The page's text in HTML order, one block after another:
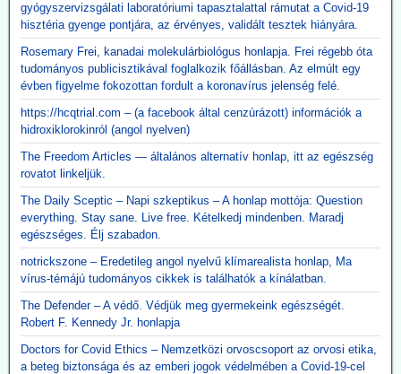
gyógyszervizsgálati laboratóriumi tapasztalattal rámutat a Covid-19
hisztéria gyenge pontjára, az érvényes, validált tesztek hiányára.
Rosemary Frei, kanadai molekulárbiológus honlapja. Frei régebb óta
tudományos publicisztikával foglalkozik főállásban. Az elmúlt egy
évben figyelme fokozottan fordult a koronavírus jelenség felé.
https://hcqtrial.com – (a facebook által cenzúrázott) információk a
hidroxiklorokinról (angol nyelven)
The Freedom Articles — általános alternatív honlap, itt az egészség
rovatot linkeljük.
The Daily Sceptic – Napi szkeptikus – A honlap mottója: Question
everything. Stay sane. Live free. Kételkedj mindenben. Maradj
egészséges. Élj szabadon.
notrickszone – Eredetileg angol nyelvű klímarealista honlap, Ma
vírus-témájú tudományos cikkek is találhatók a kínálatban.
The Defender – A védő. Védjük meg gyermekeink egészségét.
Robert F. Kennedy Jr. honlapja
Doctors for Covid Ethics – Nemzetközi orvoscsoport az orvosi etika,
a beteg biztonsága és az emberi jogok védelmében a Covid-19-cel